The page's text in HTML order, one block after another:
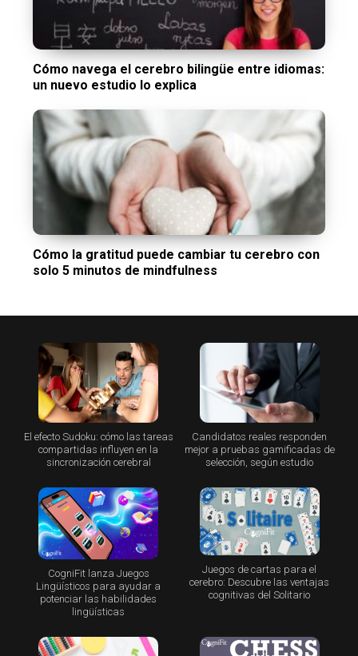
Cómo navega el cerebro bilingüe entre idiomas:
un nuevo estudio lo explica
Cómo la gratitud puede cambiar tu cerebro con
solo 5 minutos de mindfulness
El efecto Sudoku: cómo las tareas
compartidas influyen en la
sincronización cerebral
Candidatos reales responden
mejor a pruebas gamificadas de
selección, según estudio
CogniFit lanza Juegos
Lingüísticos para ayudar a
potenciar las habilidades
lingüísticas
Juegos de cartas para el
cerebro: Descubre las ventajas
cognitivas del Solitario